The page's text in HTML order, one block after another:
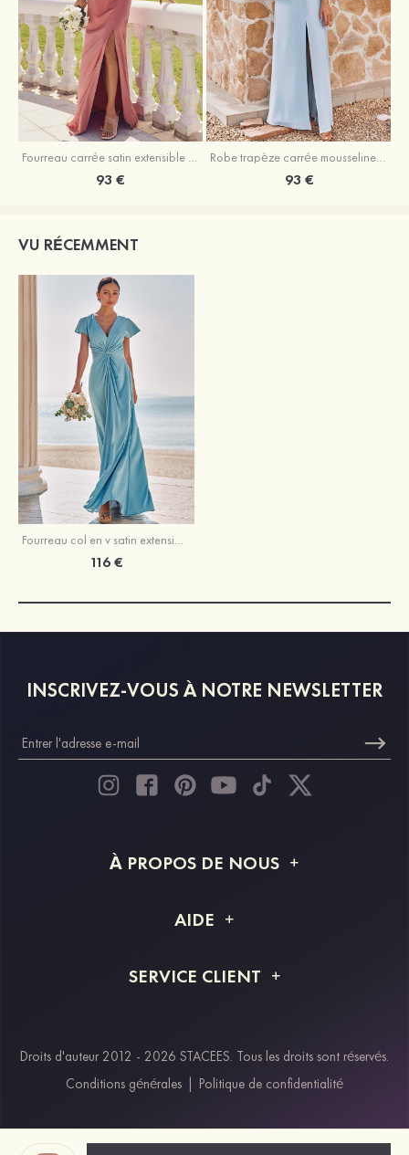
Fourreau carrée satin extensible ras du sol robe de demoiselle d'honneur
93 €
Robe trapèze carrée mousseline ras du sol robe de demoiselle d'honneur
93 €
VU RÉCEMMENT
Fourreau col en v satin extensible ras du sol robe de demoiselle d'honneur
116 €
INSCRIVEZ-VOUS À NOTRE NEWSLETTER
À PROPOS DE NOUS
Livraison
AIDE
Retour et remboursement
SERVICE CLIENT
Modes de paiement
Klarna
Paypal
Droits d'auteur 2012 - 2026 STACEES. Tous les droits sont réservés.
Conditions générales
Politique de confidentialité